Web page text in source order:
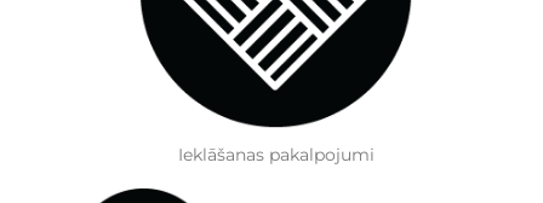
Ieklāšanas pakalpojumi